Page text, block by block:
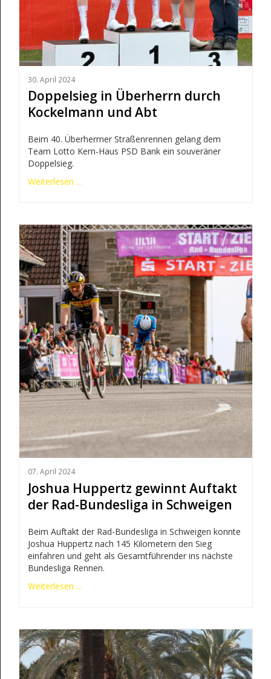
30. April 2024
Doppelsieg in Überherrn durch
Kockelmann und Abt
Beim 40. Überherrner Straßenrennen gelang dem
Team Lotto Kern-Haus PSD Bank ein souveräner
Doppelsieg.
Weiterlesen ...
07. April 2024
Joshua Huppertz gewinnt Auftakt
der Rad-Bundesliga in Schweigen
Beim Auftakt der Rad-Bundesliga in Schweigen konnte
Joshua Huppertz nach 145 Kilometern den Sieg
einfahren und geht als Gesamtführender ins nächste
Bundesliga Rennen.
Weiterlesen ...